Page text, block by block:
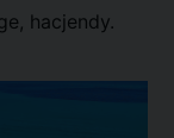
hacjendy.